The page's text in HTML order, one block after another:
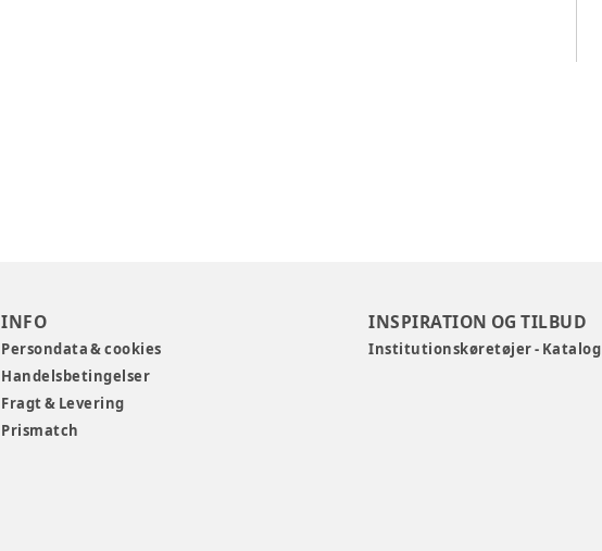
INFO
Persondata & cookies
Handelsbetingelser
Fragt & Levering
Prismatch
INSPIRATION OG TILBUD
Institutionskøretøjer - Katalog